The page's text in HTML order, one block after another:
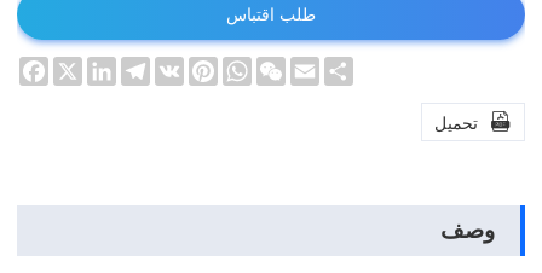
طلب اقتباس
X
LinkedIn
Telegram VK
Pinterest
WhatsAppWeChatEmailShare
 تحميل
وصف